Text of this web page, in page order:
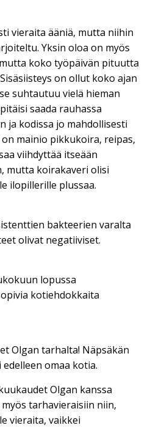
vieraita ääniä, mutta niihin
Yksin oloa on myös
koko työpäivän pituutta
on ollut koko ajan
suhtautuu vielä hieman
saada rauhassa
ja kodissa jo mahdollisesti
mainio pikkukoira, reipas,
viihdyttää itseään
mutta koirakaveri olisi
ilopillerille plussaa.
bakteerien varalta
olivat negatiiviset.
lopussa
kotiehdokkaita
Olgan tarhalta! Näpsäkän
omaa kotia.
Olgan kanssa
tarhavieraisiin niin,
vieraita, vaikkei